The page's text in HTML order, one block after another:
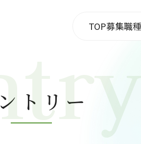
TOP募集職種
トリー